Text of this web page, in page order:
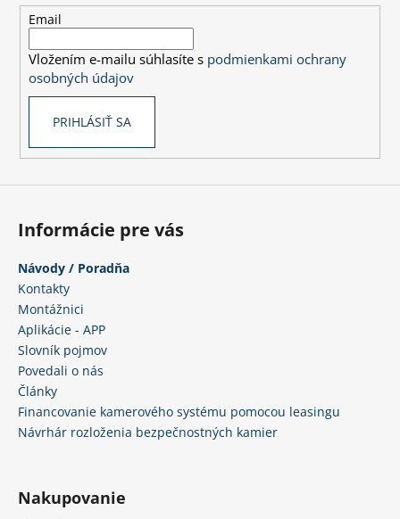
Email
Vložením e-mailu súhlasíte s podmienkami ochrany
osobných údajov
PRIHLÁSIŤ SA
Informácie pre vás
Návody / Poradňa
Kontakty
Montážnici
Aplikácie - APP
Slovník pojmov
Povedali o nás
Články
Financovanie kamerového systému pomocou leasingu
Návrhár rozloženia bezpečnostných kamier
Nakupovanie